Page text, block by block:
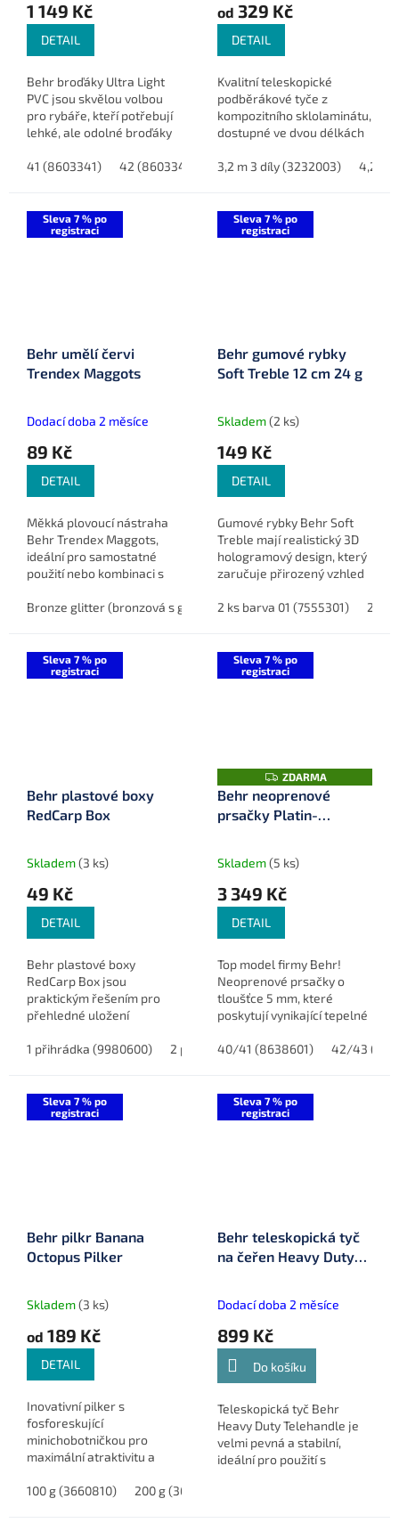
1 149 Kč
DETAIL
Behr broďáky Ultra Light
PVC jsou skvělou volbou
pro rybáře, kteří potřebují
lehké, ale odolné broďáky
Jsou vyrobeny z kvalitního
41 (8603341) 42 (8603342) 43 (8603343) 44 (8603344)
od 329 Kč
DETAIL
Kvalitní teleskopické
podběrákové tyče z
kompozitního sklolaminátu,
dostupné ve dvou délkách
3,2 m 3 díly (3232003)
4,2 m
Sleva 7 % po
registraci
Behr umělí červi
Trendex Maggots
Dodací doba 2 měsíce
89 Kč
DETAIL
Měkká plovoucí nástraha
Behr Trendex Maggots,
ideální pro samostatné
použití nebo kombinaci s
nástrahami.
Bronze glitter (bronzová s glitrem) (9062005) Fluoro Rot
Sleva 7 % po
registraci
Behr gumové rybky
Soft Treble 12 cm 24 g
Skladem(2 ks)
149 Kč
DETAIL
Gumové rybky Behr Soft
Treble mají realistický 3D
hologramový design, který
zaručuje přirozený vzhled
gumové nástrahy, každá o
2 ks barva 01 (7555301) 2 ks
Sleva 7 % po
registraci
Behr plastové boxy
RedCarp Box
Skladem(3 ks)
49 Kč
DETAIL
Behr plastové boxy
RedCarp Box jsou
praktickým řešením pro
přehledné uložení
vybavení. Díky
obsahu, ať už jsou to...
1 přihrádka (9980600) 2 přihrádky (9980617) 3 přihrádky
Sleva 7 % po
registraci
Z
D
A
R
ZDARMA
Behr neoprenové
prsačky Platin-
(gumová podrážka)
Skladem(5 ks)
3 349 Kč
DETAIL
Top model firmy Behr!
Neoprenové prsačky o
tloušťce 5 mm, které
poskytují vynikající tepelné
životnost. Tento špičkový
40/41 (8638601) 42/43
Sleva 7 % po
registraci
Behr pilkr Banana
Octopus Pilker
Skladem(3 ks)
od 189 Kč
DETAIL
Inovativní pilker s
fosforeskující
minichobotničkou pro
maximální atraktivitu a
úlovek.
100 g (3660810) 200 g (3660820)
Sleva 7 % po
registraci
Behr teleskopická tyč
na čeřen Heavy Duty
Dodací doba 2 měsíce
899 Kč
Do košíku
Teleskopická tyč Behr
Heavy Duty Telehandle je
velmi pevná a stabilní,
ideální pro použití s